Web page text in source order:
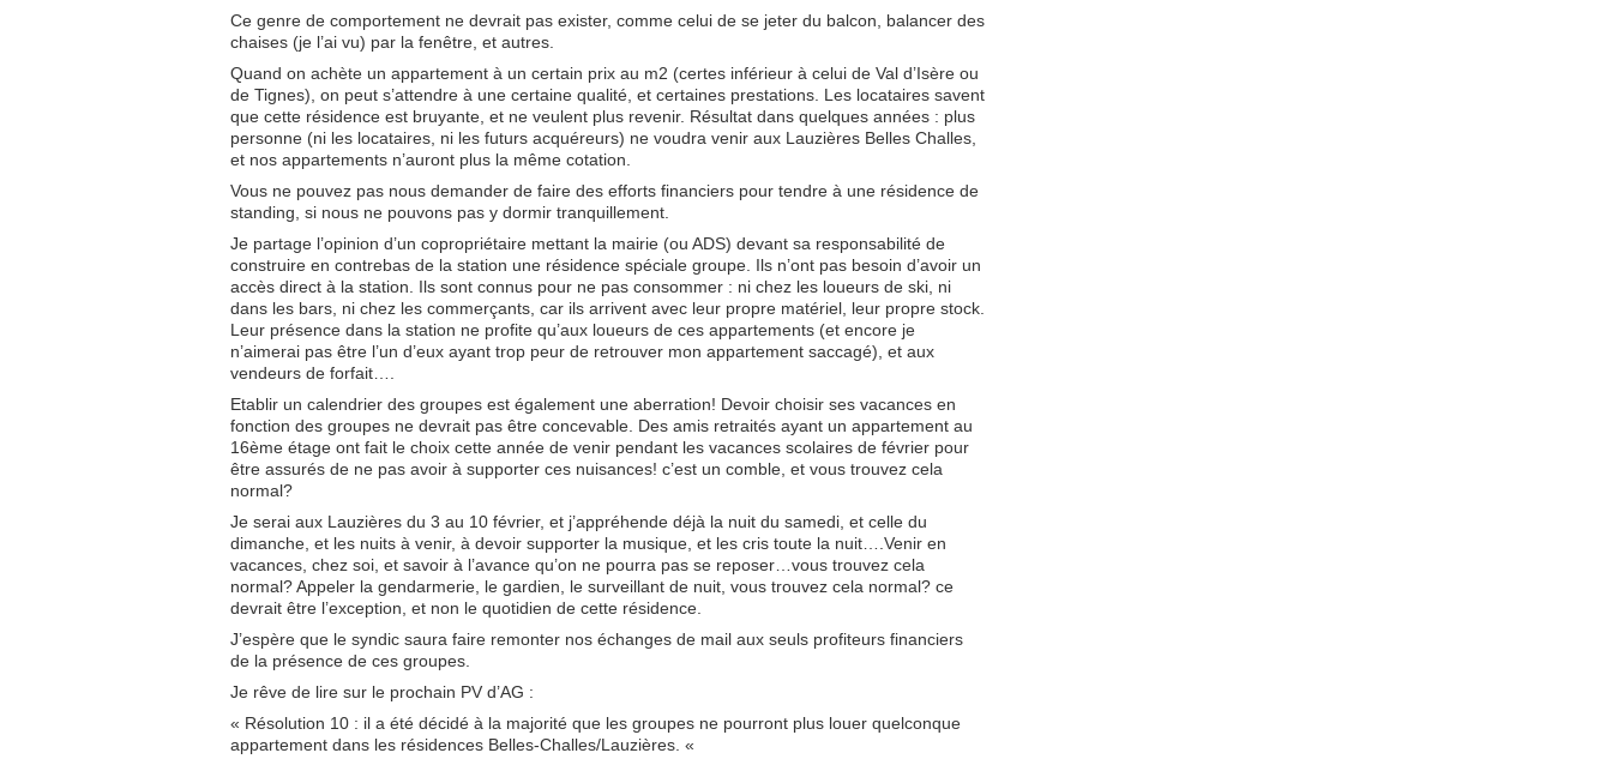
Ce genre de comportement ne devrait pas exister, comme celui de se jeter du balcon, balancer des
chaises (je l’ai vu) par la fenêtre, et autres.
Quand on achète un appartement à un certain prix au m2 (certes inférieur à celui de Val d’Isère ou
de Tignes), on peut s’attendre à une certaine qualité, et certaines prestations. Les locataires savent
que cette résidence est bruyante, et ne veulent plus revenir. Résultat dans quelques années : plus
personne (ni les locataires, ni les futurs acquéreurs) ne voudra venir aux Lauzières Belles Challes,
et nos appartements n’auront plus la même cotation.
Vous ne pouvez pas nous demander de faire des efforts financiers pour tendre à une résidence de
standing, si nous ne pouvons pas y dormir tranquillement.
Je partage l’opinion d’un copropriétaire mettant la mairie (ou ADS) devant sa responsabilité de
construire en contrebas de la station une résidence spéciale groupe. Ils n’ont pas besoin d’avoir un
accès direct à la station. Ils sont connus pour ne pas consommer : ni chez les loueurs de ski, ni
dans les bars, ni chez les commerçants, car ils arrivent avec leur propre matériel, leur propre stock.
Leur présence dans la station ne profite qu’aux loueurs de ces appartements (et encore je
n’aimerai pas être l’un d’eux ayant trop peur de retrouver mon appartement saccagé), et aux
vendeurs de forfait….
Etablir un calendrier des groupes est également une aberration! Devoir choisir ses vacances en
fonction des groupes ne devrait pas être concevable. Des amis retraités ayant un appartement au
16ème étage ont fait le choix cette année de venir pendant les vacances scolaires de février pour
être assurés de ne pas avoir à supporter ces nuisances! c’est un comble, et vous trouvez cela
normal?
Je serai aux Lauzières du 3 au 10 février, et j’appréhende déjà la nuit du samedi, et celle du
dimanche, et les nuits à venir, à devoir supporter la musique, et les cris toute la nuit….Venir en
vacances, chez soi, et savoir à l’avance qu’on ne pourra pas se reposer…vous trouvez cela
normal? Appeler la gendarmerie, le gardien, le surveillant de nuit, vous trouvez cela normal? ce
devrait être l’exception, et non le quotidien de cette résidence.
J’espère que le syndic saura faire remonter nos échanges de mail aux seuls profiteurs financiers
de la présence de ces groupes.
Je rêve de lire sur le prochain PV d’AG :
« Résolution 10 : il a été décidé à la majorité que les groupes ne pourront plus louer quelconque
appartement dans les résidences Belles-Challes/Lauzières. «